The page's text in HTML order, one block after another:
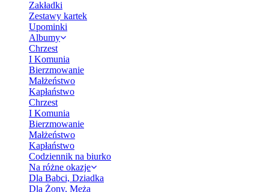
Zakładki
Zestawy kartek
Upominki
Albumy
Chrzest
I Komunia
Bierzmowanie
Małżeństwo
Kapłaństwo
Chrzest
I Komunia
Bierzmowanie
Małżeństwo
Kapłaństwo
Codziennik na biurko
Na różne okazje
Dla Babci, Dziadka
Dla Żony, Męża